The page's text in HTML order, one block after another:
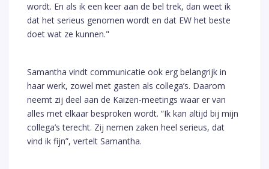
wordt. En als ik een keer aan de bel trek, dan weet ik
dat het serieus genomen wordt en dat EW het beste
doet wat ze kunnen."
Samantha vindt communicatie ook erg belangrijk in
haar werk, zowel met gasten als collega’s. Daarom
neemt zij deel aan de Kaizen-meetings waar er van
alles met elkaar besproken wordt. “Ik kan altijd bij mijn
collega’s terecht. Zij nemen zaken heel serieus, dat
vind ik fijn”, vertelt Samantha.